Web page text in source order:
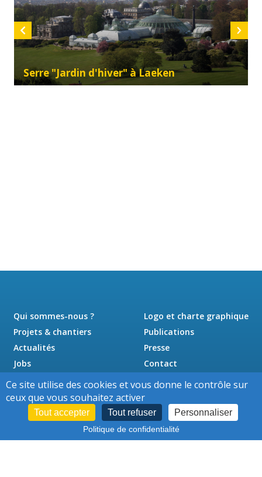
Serre "Jardin d'hiver" à Laeken
Qui sommes-nous ?
Projets & chantiers
Actualités
Jobs
Logo et charte graphique
Publications
Presse
Contact
Ce site utilise des cookies et vous donne le contrôle sur
ceux que vous souhaitez activer
Tout accepter Tout refuser Personnaliser
Politique de confidentialité